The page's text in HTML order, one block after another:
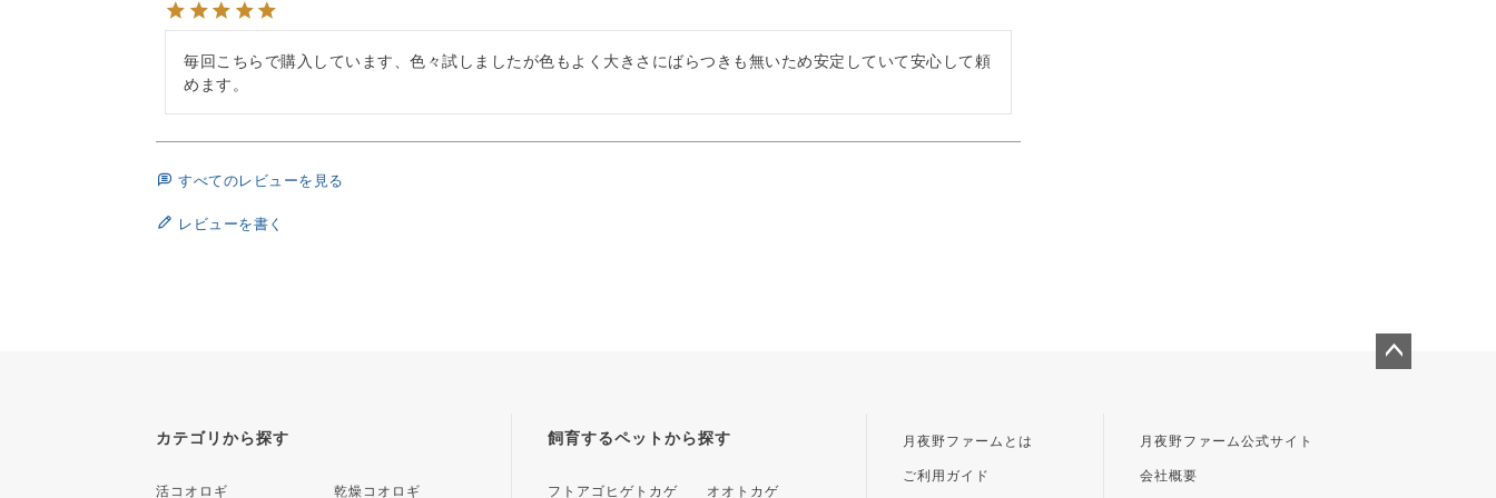
毎回こちらで購入しています、色々試しましたが色もよく大きさにばらつきも無いため安定していて安心して頼
めます。
すべてのレビューを見る
レビューを書く
カテゴリから探す
活コオロギ 乾燥コオロギ
飼育するペットから探す
フトアゴヒゲトカゲ オオトカゲ
月夜野ファームとは
ご利用ガイド
月夜野ファーム公式サイト
会社概要